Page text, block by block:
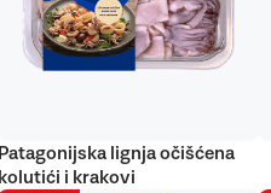
Patagonijska lignja očišćena
kolutići i krakovi